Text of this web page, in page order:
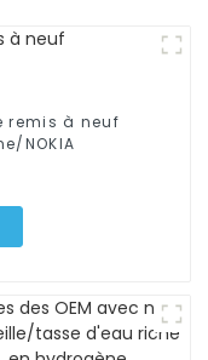
remis à neuf
NOKIA